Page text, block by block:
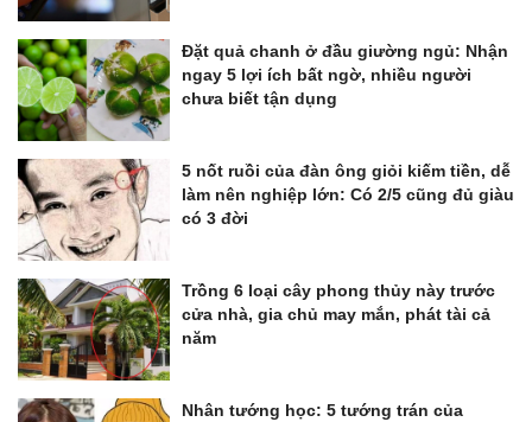
Đặt quả chanh ở đầu giường ngủ: Nhận
ngay 5 lợi ích bất ngờ, nhiều người
chưa biết tận dụng
5 nốt ruồi của đàn ông giỏi kiếm tiền, dễ
làm nên nghiệp lớn: Có 2/5 cũng đủ giàu
có 3 đời
Trồng 6 loại cây phong thủy này trước
cửa nhà, gia chủ may mắn, phát tài cả
năm
Nhân tướng học: 5 tướng trán của